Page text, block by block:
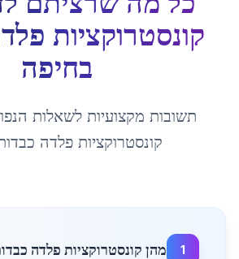
קונסטרוקציות
בחיפה
תשובות מקצועיות לשאלות
קונסטרוקציות פלדה
1 מהן קונסטרוקציות פלדה